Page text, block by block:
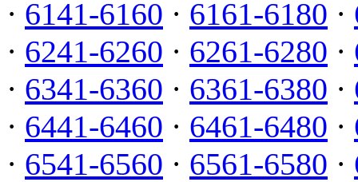
· 6141-6160 · 6161-6180 ·
· 6241-6260 · 6261-6280 ·
· 6341-6360 · 6361-6380 ·
· 6441-6460 · 6461-6480 ·
· 6541-6560 · 6561-6580 ·